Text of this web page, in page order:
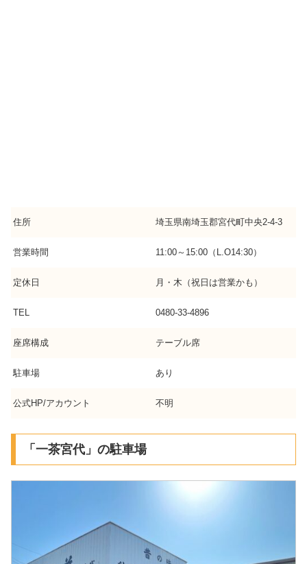
住所 埼玉県南埼玉郡宮代町中央2-4-3
営業時間 11:00～15:00（L.O14:30）
定休日 月・木（祝日は営業かも）
TEL 0480-33-4896
座席構成 テーブル席
駐車場 あり
公式HP/アカウント 不明
「一茶宮代」の駐車場